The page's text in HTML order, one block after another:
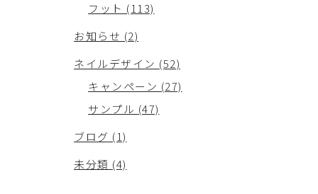
フット (113)
お知らせ (2)
ネイルデザイン (52)
キャンペーン (27)
サンプル (47)
ブログ (1)
未分類 (4)